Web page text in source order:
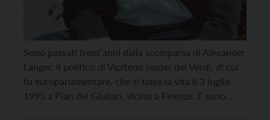
Sono passati trent’anni dalla scomparsa di Alexander
Langer, il politico di Vipiteno leader dei Verdi, di cui
fu europarlamentare, che si tolse la vita il 3 luglio
1995 a Pian dei Giullari, vicino a Firenze. E sono